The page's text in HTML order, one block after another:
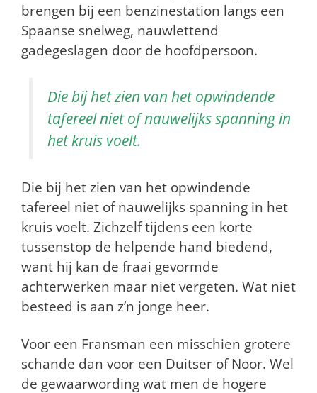
brengen bij een benzinestation langs een
Spaanse snelweg, nauwlettend
gadegeslagen door de hoofdpersoon.
Die bij het zien van het opwindende
tafereel niet of nauwelijks spanning in
het kruis voelt.
Die bij het zien van het opwindende
tafereel niet of nauwelijks spanning in het
kruis voelt. Zichzelf tijdens een korte
tussenstop de helpende hand biedend,
want hij kan de fraai gevormde
achterwerken maar niet vergeten. Wat niet
besteed is aan z’n jonge heer.
Voor een Fransman een misschien grotere
schande dan voor een Duitser of Noor. Wel
de gewaarwording wat men de hogere